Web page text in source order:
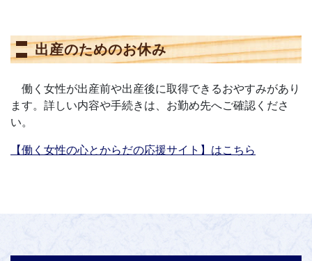
出産のためのお休み
働く女性が出産前や出産後に取得できるおやすみがあり
ます。詳しい内容や手続きは、お勤め先へご確認くださ
い。
【働く女性の心とからだの応援サイト】はこちら